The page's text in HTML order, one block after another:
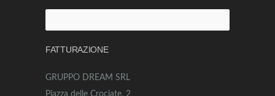
per:
FATTURAZIONE
GRUPPO DREAM SRL
Piazza delle Crociate, 2